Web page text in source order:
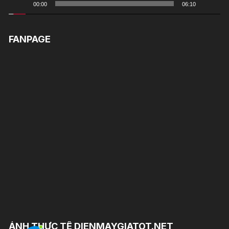
00:00 06:10
FANPAGE
ẢNH THỰC TẾ DIENMAYGIATOT.NET